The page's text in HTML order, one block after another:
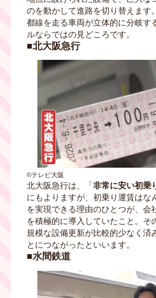
のを動かして進路を切り替えます
都線を走る車両が立体的に分岐す
ルならではの見どころです。
■北大阪急行
©テレビ大阪
北大阪急行は、「非常に安い初乗
にもよりますが、初乗り運賃はな
を実現できる理由のひとつが、会
を積極的に導入していたこと。そ
規模な設備更新が比較的少なく済
とにつながったといいます。
■水間鉄道